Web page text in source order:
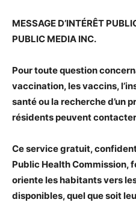
MESSAGE D’INTÉRÊT
PUBLIC MEDIA INC.
Pour toute question
vaccination, les vaccins,
santé ou la recherche d’un
résidents peuvent contacter
Ce service gratuit,
Public Health Commission,
oriente les habitants vers
disponibles, quel que soit